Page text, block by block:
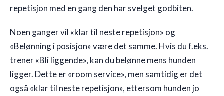
repetisjon med en gang den har svelget godbiten.
Noen ganger vil «klar til neste repetisjon» og
«Belønning i posisjon» være det samme. Hvis du f.eks.
trener «Bli liggende», kan du belønne mens hunden
ligger. Dette er «room service», men samtidig er det
også «klar til neste repetisjon», ettersom hunden jo